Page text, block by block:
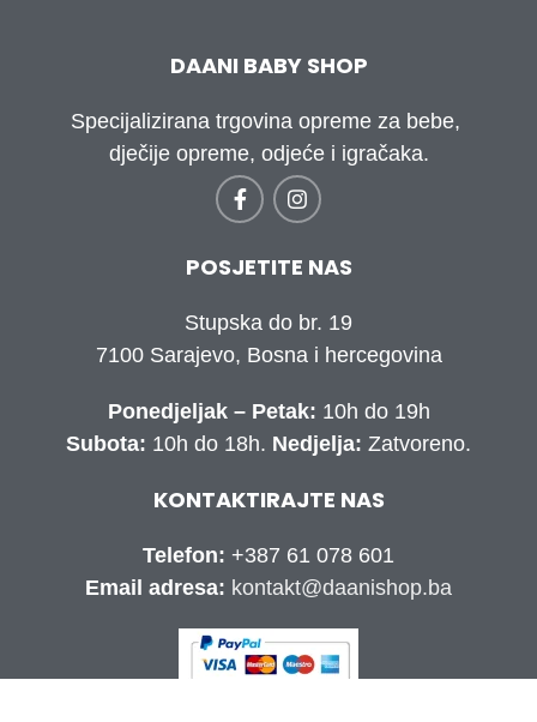
DAANI BABY SHOP
Specijalizirana trgovina opreme za bebe,
dječije opreme, odjeće i igračaka.
POSJETITE NAS
Stupska do br. 19
7100 Sarajevo, Bosna i hercegovina
Ponedjeljak – Petak: 10h do 19h
Subota: 10h do 18h. Nedjelja: Zatvoreno.
KONTAKTIRAJTE NAS
Telefon: +387 61 078 601
Email adresa: kontakt@daanishop.ba